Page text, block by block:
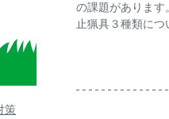
策
の課題があります
止猟具３種類につ